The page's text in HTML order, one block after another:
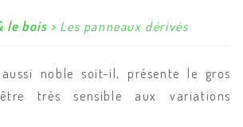
le bois> Les panneaux dérivés
noble soit-il, présente le gros
très sensible aux variations